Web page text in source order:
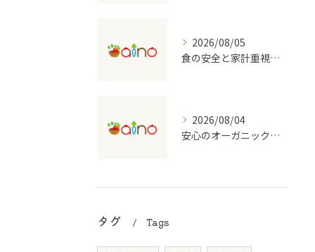
2026/08/05
食の安全と家計重視の有機野菜宅配を大阪府で始めるコツ
2026/08/04
安心のオーガニック食品を支える宅配のしくみ
タグ Tags